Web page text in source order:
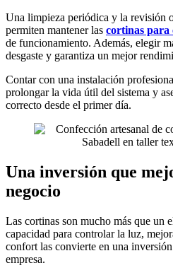
Una limpieza periódica y la revisión
permiten mantener las cortinas para
de funcionamiento. Además, elegir
desgaste y garantiza un mejor
Contar con una instalación
prolongar la vida útil del sistema y
correcto desde el primer día.
Una inversión que
negocio
Las cortinas son mucho más que un
capacidad para controlar la luz,
confort las convierte en una
empresa.